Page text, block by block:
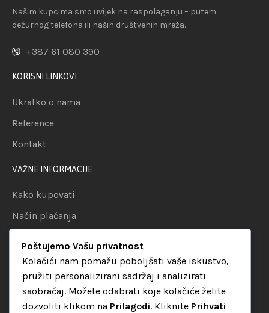
Našim kupcima smo uvijek na raspolaganju – putem
dežurnog telefona ili naših društvenih mreža.
+387 61 080 390
KORISNI LINKOVI
Ukratko o nama
Reference
Kontakt
VAŽNE INFORMACIJE
Kako kupovati
Način plaćanja
Politika privatnosti
KATEGORIJE
Audio oprema
Poštujemo Vašu privatnost
Kolačići nam pomažu poboljšati vaše iskustvo,
pružiti personalizirani sadržaj i analizirati
saobraćaj. Možete odabrati koje kolačiće želite
dozvoliti klikom na Prilagodi. Kliknite Prihvati